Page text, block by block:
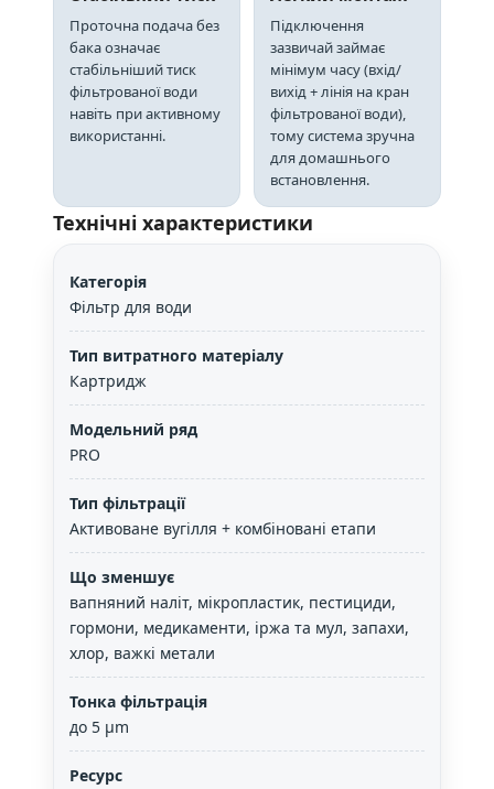
Проточна подача без
бака означає
стабільніший тиск
фільтрованої води
навіть при активному
використанні.
Підключення
зазвичай займає
мінімум часу (вхід/
вихід + лінія на кран
фільтрованої води),
тому система зручна
для домашнього
встановлення.
Технічні характеристики
Категорія
Фільтр для води
Тип витратного матеріалу
Картридж
Модельний ряд
PRO
Тип фільтрації
Активоване вугілля + комбіновані етапи
Що зменшує
вапняний наліт, мікропластик, пестициди,
гормони, медикаменти, іржа та мул, запахи,
хлор, важкі метали
Тонка фільтрація
до 5 μm
Ресурс